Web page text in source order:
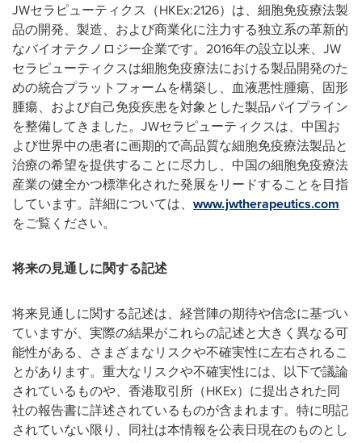
JWセラピューティクス（HKEx:2126）は、細胞免疫療法製
品の開発、製造、および商業化に注力する独立系の革新的
なバイオテクノロジー企業です。2016年の設立以来、JW
セラピューティクスは細胞免疫療法における製品開発のた
めの統合プラットフォームを構築し、血液悪性腫瘍、固形
腫瘍、および自己免疫疾患を対象とした製品パイプライン
を整備してきました。JWセラピューティクスは、中国お
よび世界中の患者に画期的で高品質な細胞免疫療法製品と
治療の希望を提供することに尽力し、中国の細胞免疫療法
産業の健全かつ標準化された発展をリードすることを目指
しています。詳細については、 www.jwtherapeutics.com
をご覧ください。
将来の見通しに関する記述
将来見通しに関する記述は、経営陣の期待や信念に基づい
ていますが、実際の結果がこれらの記述と大きく異なる可
能性がある、さまざまなリスクや不確実性に左右されるこ
とがあります。重大なリスクや不確実性には、以下で議論
されているものや、香港取引所（HKEx）に提出された同
社の報告書に詳述されているものが含まれます。特に明記
されていない限り、同社は本情報を公表日現在のものとし